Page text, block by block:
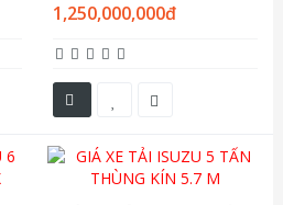
1,250,000,000đ